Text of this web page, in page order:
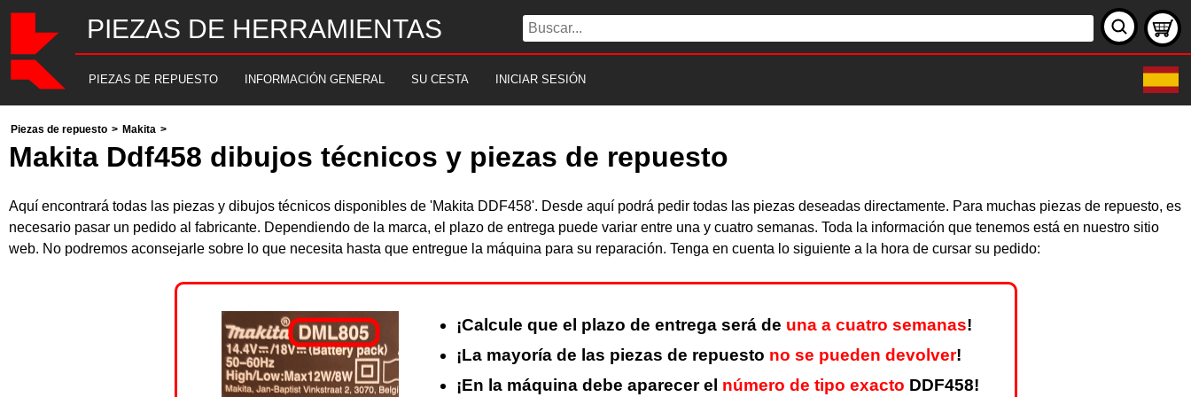
PIEZAS DE HERRAMIENTAS
PIEZAS DE REPUESTO INFORMACIÓN GENERAL SU CESTA INICIAR SESIÓN
Piezas de repuesto > Makita >
Makita Ddf458 dibujos técnicos y piezas de repuesto
Aquí encontrará todas las piezas y dibujos técnicos disponibles de 'Makita DDF458'. Desde aquí podrá pedir todas las piezas deseadas directamente. Para muchas piezas de repuesto, es
necesario pasar un pedido al fabricante. Dependiendo de la marca, el plazo de entrega puede variar entre una y cuatro semanas. Toda la información que tenemos está en nuestro sitio
web. No podremos aconsejarle sobre lo que necesita hasta que entregue la máquina para su reparación. Tenga en cuenta lo siguiente a la hora de cursar su pedido:
¡Calcule que el plazo de entrega será de una a cuatro semanas!
¡La mayoría de las piezas de repuesto no se pueden devolver!
¡En la máquina debe aparecer el número de tipo exacto DDF458!